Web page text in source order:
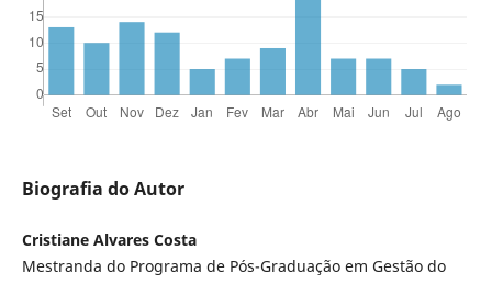
Biografia do Autor
Cristiane Alvares Costa
Mestranda do Programa de Pós-Graduação em Gestão do